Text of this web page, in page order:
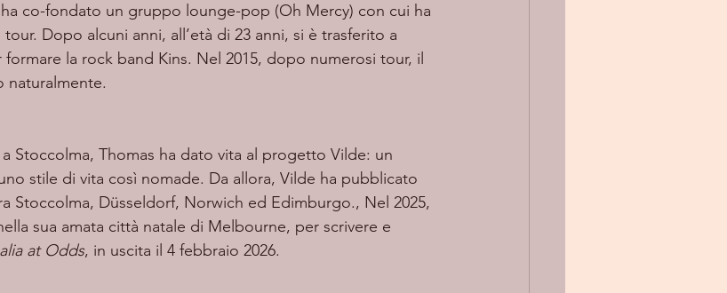
co-fondato un gruppo lounge-pop (Oh Mercy) con cui ha
Dopo alcuni anni, all’età di 23 anni, si è trasferito a
la rock band Kins. Nel 2015, dopo numerosi tour, il
naturalmente.
stile di vita così nomade. Da allora, Vilde ha pubblicato
Stoccolma, Düsseldorf, Norwich ed Edimburgo., Nel 2025,
sua amata città natale di Melbourne, per scrivere e
at Odds, in uscita il 4 febbraio 2026.